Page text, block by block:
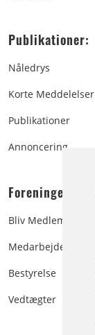
Publikationer:
Nåledrys
Korte Meddelelser
Publikationer
Annoncering
Foreningen:
Bliv Medlem
Medarbejdere
Bestyrelse
Vedtægter